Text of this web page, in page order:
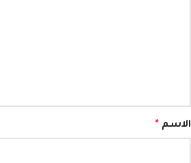
الاسم *